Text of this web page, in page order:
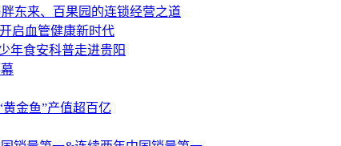
东来、百果园的连锁经营之道
启血管健康新时代
年食安科普走进贵阳
金鱼”产值超百亿